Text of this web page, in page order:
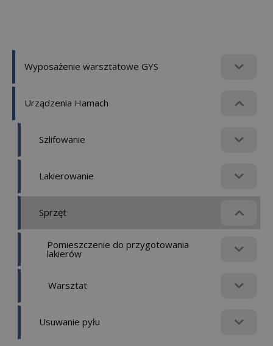
Wyposażenie warsztatowe GYS
Urządzenia Hamach
Szlifowanie
Lakierowanie
Sprzęt
Pomieszczenie do przygotowania
lakierów
Warsztat
Usuwanie pyłu